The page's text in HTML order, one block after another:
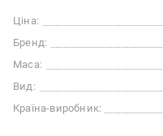
Ціна:
Бренд:
Маса:
Вид:
Країна-виробник: